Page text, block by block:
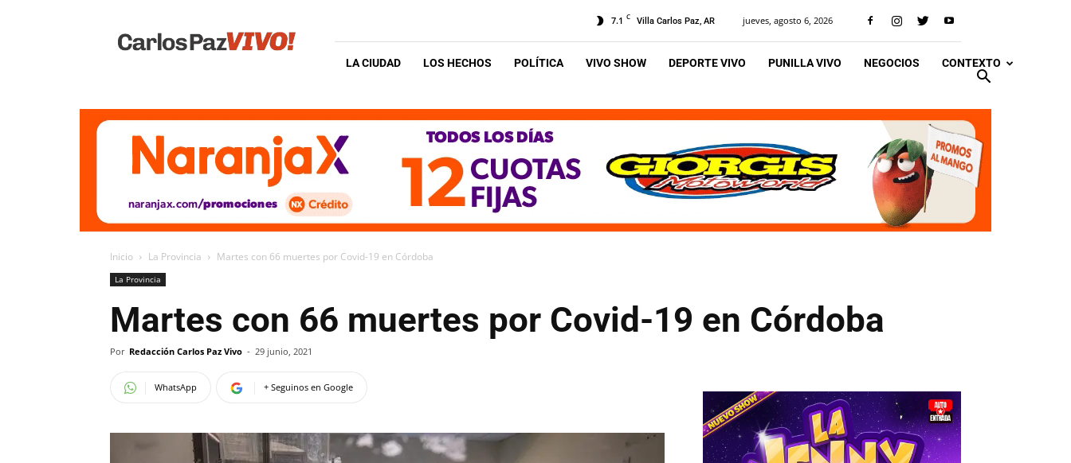
Vivo
7.1 C Villa Carlos Paz, AR jueves, agosto 6, 2026
LA CIUDAD LOS HECHOS POLÍTICA VIVO SHOW DEPORTE VIVO PUNILLA VIVO NEGOCIOS CONTEXTO
Inicio La Provincia Martes con 66 muertes por Covid-19 en Córdoba
La Provincia
Martes con 66 muertes por Covid-19 en Córdoba
Por Redacción Carlos Paz Vivo - 29 junio, 2021
WhatsApp + Seguinos en Google